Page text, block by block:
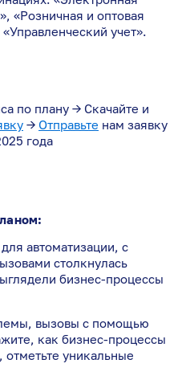
«Розничная и оптовая
учет».
по плану → Скачайте и
→ Отправьте нам заявку
года
автоматизации, с
столкнулась
бизнес-процессы
вызовы с помощью
как бизнес-процессы
уникальные